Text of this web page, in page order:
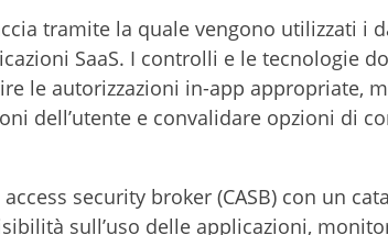
tramite la quale vengono utilizzati i
SaaS. I controlli e le tecnologie
le autorizzazioni in-app appropriate,
dell’utente e convalidare opzioni di
security broker (CASB) con un
sull’uso delle applicazioni,